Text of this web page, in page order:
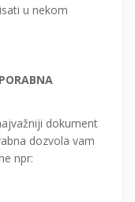
u nekom
dokument
dozvola vam
npr: